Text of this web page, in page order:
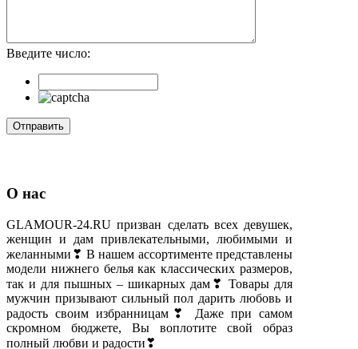
Введите число:
О нас
GLAMOUR-24.RU призван сделать всех девушек,
женщин и дам привлекательными, любимыми и
желанными❣ В нашем ассортименте представлены
модели нижнего белья как классических размеров,
так и для пышных – шикарных дам❣ Товары для
мужчин призывают сильный пол дарить любовь и
радость своим избранницам❣ Даже при самом
скромном бюджете, Вы воплотите свой образ
полный любви и радости❣